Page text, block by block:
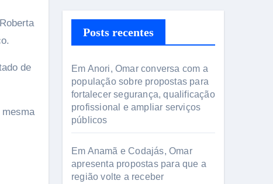
de
Posts recentes
Em Anori, Omar conversa com a
população sobre propostas para
fortalecer segurança, qualificação
profissional e ampliar serviços
públicos
Em Anamã e Codajás, Omar
apresenta propostas para que a
região volte a receber